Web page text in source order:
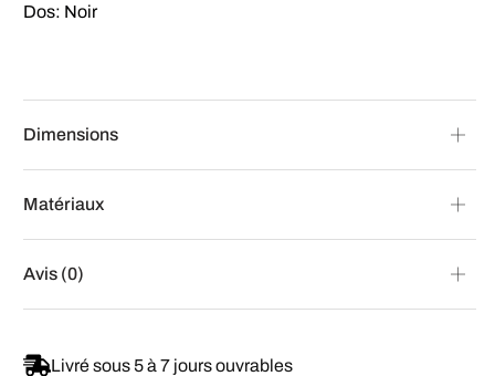
Dos: Noir
Dimensions
Matériaux
Avis (0)
Livré sous 5 à 7 jours ouvrables